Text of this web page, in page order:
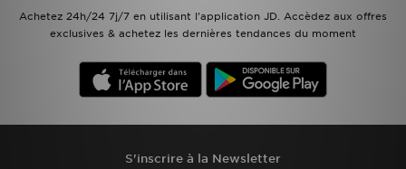
Achetez 24h/24 7j/7 en utilisant l'application JD. Accèdez aux offres
exclusives & achetez les dernières tendances du moment
S'inscrire à la Newsletter